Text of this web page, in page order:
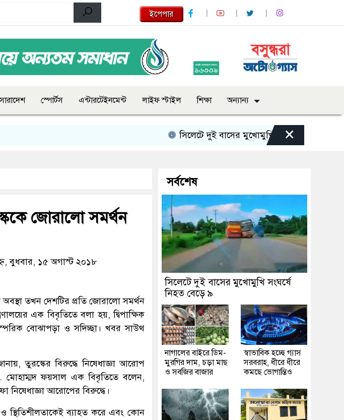
ইপেপার
সারাদেশ স্পোর্টস এন্টারটেইনমেন্ট লাইফ স্টাইল শিক্ষা অন্যান্য
সিলেটে দুই বাসের মুখোমুখি সংঘর্ষে নিহত বেড়ে ৯
×
জোরালো সমর্থন
বুধবার, ১৫ অগাস্ট ২০১৮
অবস্থা তখন দেশটির প্রতি জোরালো সমর্থন
এক বিবৃতিতে বলা হয়, দ্বিপাক্ষিক
বোঝাপড়া ও সদিচ্ছা। খবর সাউথ
তুরস্কের বিরুদ্ধে নিষেধাজ্ঞা আরোপ
ড. মোহাম্মদ ফয়সাল এক বিবৃতিতে বলেন,
নিষেধাজ্ঞা আরোপের বিরুদ্ধে।
স্থিতিশীলতাকেই ব্যাহত করে এবং কোন
সর্বশেষ
সিলেটে দুই বাসের মুখোমুখি সংঘর্ষে
নিহত বেড়ে ৯
নাগালের বাইরে ডিম-
মুরগির দাম, চড়া মাছ
ও সবজির বাজার
স্বাভাবিক হচ্ছে গ্যাস
সরবরাহ, ধীরে ধীরে
কমছে ভোগান্তিও